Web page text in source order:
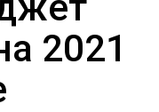
2021